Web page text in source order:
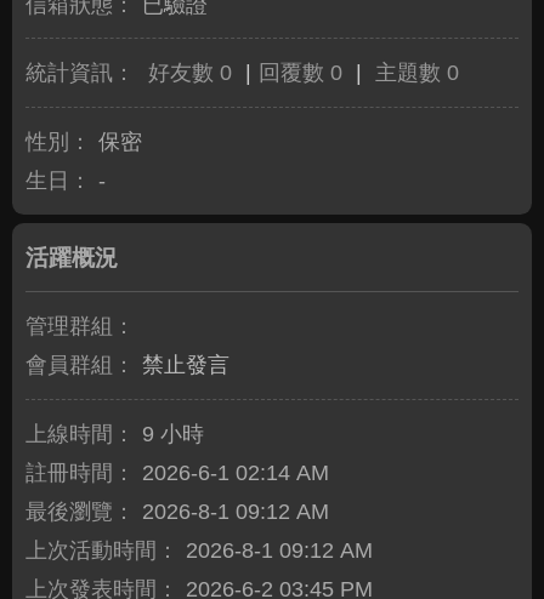
統計資訊： 好友數 0 回覆數 0 主題數 0
性別：
保密
生日：
-
活躍概況
管理群組：
會員群組：
禁止發言
上線時間：
9 小時
註冊時間：
2026-6-1 02:14 AM
最後瀏覽：
2026-8-1 09:12 AM
上次活動時間：
2026-8-1 09:12 AM
上次發表時間：
2026-6-2 03:45 PM